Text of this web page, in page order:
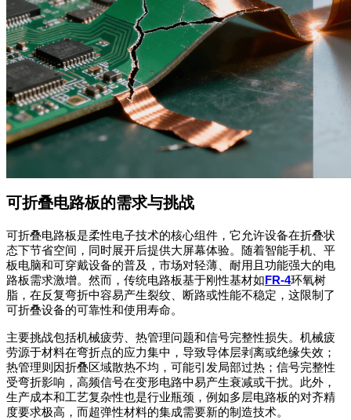
可折叠电路板的需求与挑战
可折叠电路板是柔性电子技术的核心组件，它允许设备在折叠状
态下节省空间，同时展开后提供大屏幕体验。随着智能手机、平
板电脑和可穿戴设备的普及，市场对轻薄、耐用且功能强大的电
路板需求激增。然而，传统电路板基于刚性基材如FR-4环氧树
脂，在反复弯折中容易产生裂纹、断路或性能不稳定，这限制了
可折叠设备的可靠性和使用寿命。
主要挑战包括机械疲劳、热管理问题和信号完整性损失。机械疲
劳源于材料在弯折点的应力集中，导致导体层剥离或绝缘失效；
热管理则因折叠区域散热不均，可能引发局部过热；信号完整性
受弯折影响，高频信号在变形电路中易产生衰减或干扰。此外，
生产成本和工艺复杂性也是行业瓶颈，例如多层电路板的对齐精
度要求极高，而超弹性材料的集成需要新的制造技术。